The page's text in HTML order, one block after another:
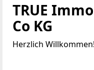
TRUE
Co KG
Herzlich Willkommen!